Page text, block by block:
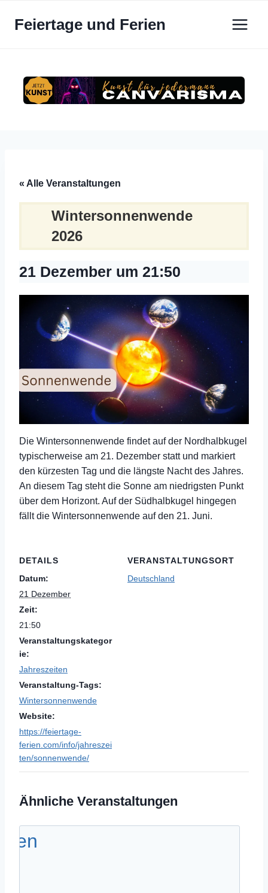
InhaltFeiertage und Ferien
« Alle Veranstaltungen
Wintersonnenwende
2026
21 Dezember um 21:50
Die Wintersonnenwende findet auf der Nordhalbkugel
typischerweise am 21. Dezember statt und markiert
den kürzesten Tag und die längste Nacht des Jahres.
An diesem Tag steht die Sonne am niedrigsten Punkt
über dem Horizont. Auf der Südhalbkugel hingegen
fällt die Wintersonnenwende auf den 21. Juni.
DETAILS
Datum:
21 Dezember
Zeit:
21:50
Veranstaltungskategor
ie:
Jahreszeiten
Veranstaltung-Tags:
Wintersonnenwende
Website:
https://feiertage-
ferien.com/info/jahreszei
ten/sonnenwende/
VERANSTALTUNGSORT
Deutschland
Ähnliche Veranstaltungen